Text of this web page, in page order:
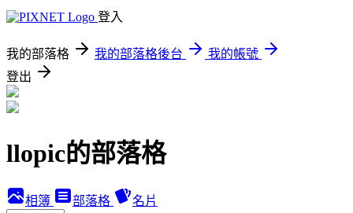
登入
我的部落格 我的部落格後台
我的帳號
登出
llopic的部落格
相簿 部落格 名片